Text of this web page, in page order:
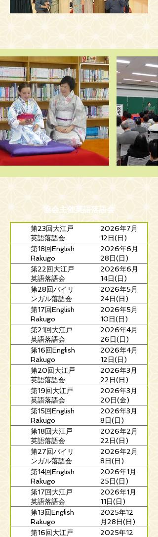
協会主催英語落語会
第23回大江戸
英語落語会
2026年7月
12日(日)
第18回English
Rakugo
Wonderland
2026年6月
28日(日)
第22回大江戸
英語落語会
2026年6月
14日(日)
第28回バイリ
ンガル落語会
2026年5月
24日(日)
第17回English
Rakugo
Wonderland
2026年5月
10日(日)
第21回大江戸
英語落語会
2026年4月
26日(日)
第16回English
Rakugo
Wonderland
2026年4月
12日(日)
第20回大江戸
英語落語会
2026年3月
22日(日)
第19回大江戸
英語落語会
2026年3月
20日(金)
第15回English
Rakugo
Wonderland
2026年3月
8日(日)
第18回大江戸
英語落語会
2026年2月
22日(日)
第27回バイリ
ンガル落語会
2026年2月
8日(日)
第14回English
Rakugo
Wonderland
2026年1月
25日(日)
第17回大江戸
英語落語会
2026年1月
11日(日)
第13回English
Rakugo
Wonderland
2025年12
月28日(日)
第16回大江戸
2025年12